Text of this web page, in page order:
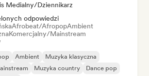
Medialny/Dziennikarz
odpowiedzi
Afrobeat/AfropopAmbient
Komercjalny/Mainstream
Ambient
Muzyka klasyczna
Muzyka country Dance pop